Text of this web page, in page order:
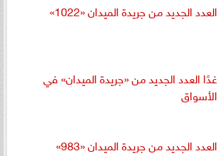
العدد الجديد من جريدة الميدان «1022»
غدًا العدد الجديد من «جريدة الميدان» في
الأسواق
العدد الجديد من جريدة الميدان «983»